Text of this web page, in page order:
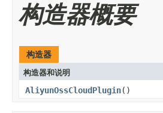
构造器概要
构造器
构造器和说明
AliyunOssCloudPlugin()